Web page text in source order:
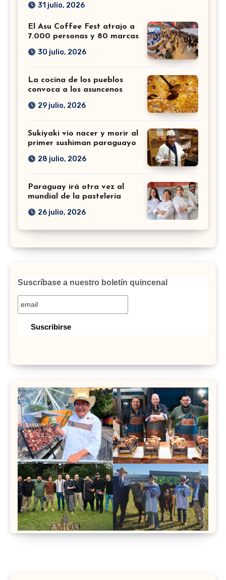
31 julio, 2026
El Asu Coffee Fest atrajo a
7.000 personas y 80 marcas
30 julio, 2026
La cocina de los pueblos
convoca a los asuncenos
29 julio, 2026
Sukiyaki vio nacer y morir al
primer sushiman paraguayo
28 julio, 2026
Paraguay irá otra vez al
mundial de la pastelería
26 julio, 2026
Suscríbase a nuestro boletín quincenal